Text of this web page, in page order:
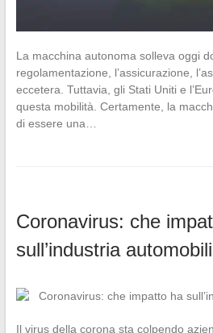
La macchina autonoma solleva oggi
regolamentazione, l’assicurazione,
eccetera. Tuttavia, gli Stati Uniti e
questa mobilità. Certamente, la
di essere una…
Coronavirus: che
sull’industria
Il virus della corona sta colpendo